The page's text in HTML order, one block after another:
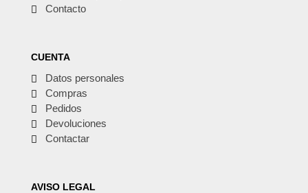
Contacto
CUENTA
Datos personales
Compras
Pedidos
Devoluciones
Contactar
AVISO LEGAL